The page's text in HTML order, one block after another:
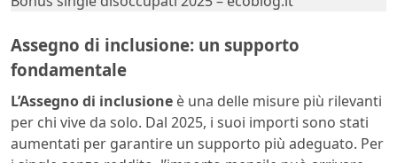
Assegno di inclusione: un supporto
fondamentale
L’Assegno di inclusione è una delle misure più rilevanti
per chi vive da solo. Dal 2025, i suoi importi sono stati
aumentati per garantire un supporto più adeguato. Per